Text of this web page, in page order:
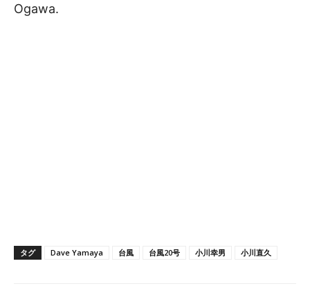
Ogawa.
タグ Dave Yamaya 台風 台風20号 小川幸男 小川直久